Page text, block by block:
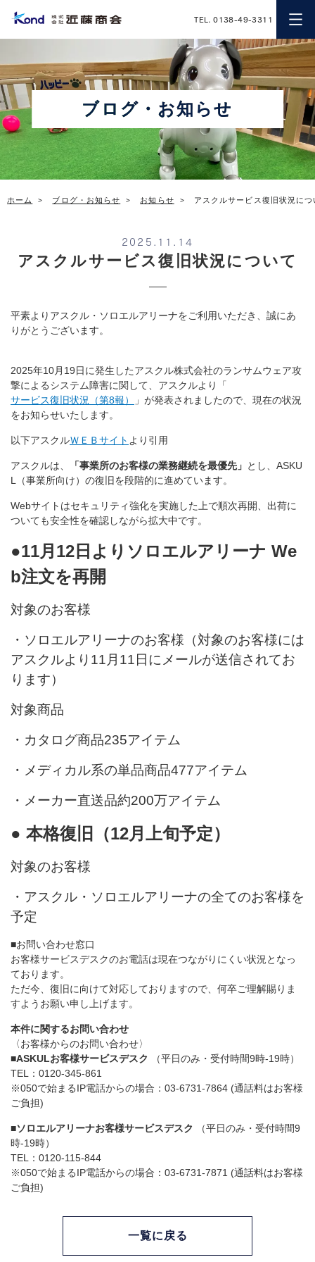
近藤商会
TEL. 0138-49-3311
ブログ・お知らせ
ホーム ブログ・お知らせ お知らせ アスクルサービス復旧状況につ
2025.11.14
アスクルサービス復旧状況について
平素よりアスクル・ソロエルアリーナをご利用いただき、誠にあ
りがとうございます。
2025年10月19日に発生したアスクル株式会社のランサムウェア攻
撃によるシステム障害に関して、アスクルより「
サービス復旧状況（第8報）
」が発表されましたので、現在の状況
をお知らせいたします。
以下アスクルＷＥＢサイト より引用
アスクルは、 「事業所のお客様の業務継続を最優先」 とし、ASKU
L（事業所向け）の復旧を段階的に進めています。
Webサイトはセキュリティ強化を実施した上で順次再開、出荷に
ついても安全性を確認しながら拡大中です。
●11月12日よりソロエルアリーナ We
b注文を再開
対象のお客様
・ソロエルアリーナのお客様（対象のお客様には
アスクルより11月11日にメールが送信されてお
ります）
対象商品
・カタログ商品235アイテム
・メディカル系の単品商品477アイテム
・メーカー直送品約200万アイテム
● 本格復旧（12月上旬予定）
対象のお客様
・アスクル・ソロエルアリーナの全てのお客様を
予定
■お問い合わせ窓口
お客様サービスデスクのお電話は現在つながりにくい状況となっ
ております。
ただ今、復旧に向けて対応しておりますので、何卒ご理解賜りま
すようお願い申し上げます。
本件に関するお問い合わせ
〈お客様からのお問い合わせ〉
■ASKULお客様サービスデスク
（平日のみ・受付時間9時-19時）
TEL：0120-345-861
※050で始まるIP電話からの場合：03-6731-7864 (通話料はお客様
ご負担)
■ソロエルアリーナお客様サービスデスク
（平日のみ・受付時間9
時-19時）
TEL：0120-115-844
※050で始まるIP電話からの場合：03-6731-7871 (通話料はお客様
ご負担)
一覧に戻る